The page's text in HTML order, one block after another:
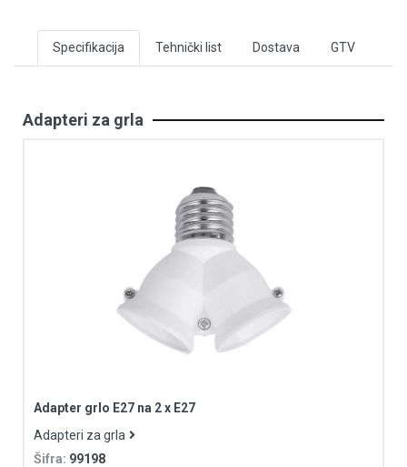
Specifikacija Tehnički list Dostava GTV
Adapteri za grla
Adapter grlo E27 na 2 x E27
Adapteri za grla
Šifra: 99198